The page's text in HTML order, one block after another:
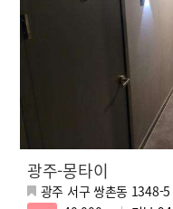
광주-몽타이
광주 서구 쌍촌동 1348-5